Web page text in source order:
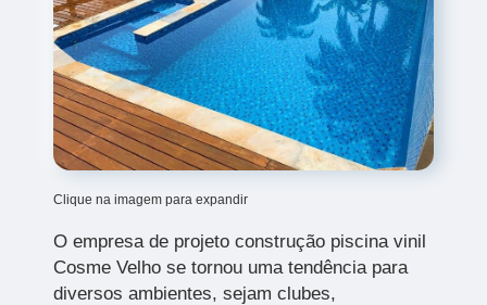
Clique na imagem para expandir
O empresa de projeto construção piscina vinil
Cosme Velho se tornou uma tendência para
diversos ambientes, sejam clubes,